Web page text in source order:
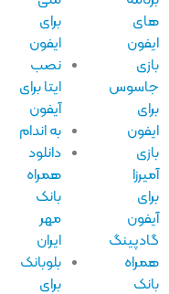
ایفون
نصب
ایتا برای
آیفون
به اندام
دانلود
همراه
بلوبانک